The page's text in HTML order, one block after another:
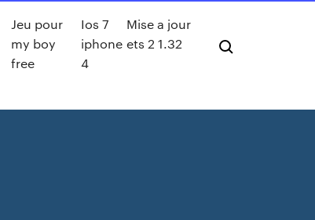
Jeu pour
my boy
free
Ios 7
iphone
4
Mise a jour
ets 2 1.32